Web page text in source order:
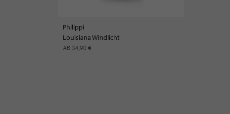
Philippi
Louisiana Windlicht
AB 34,90 €